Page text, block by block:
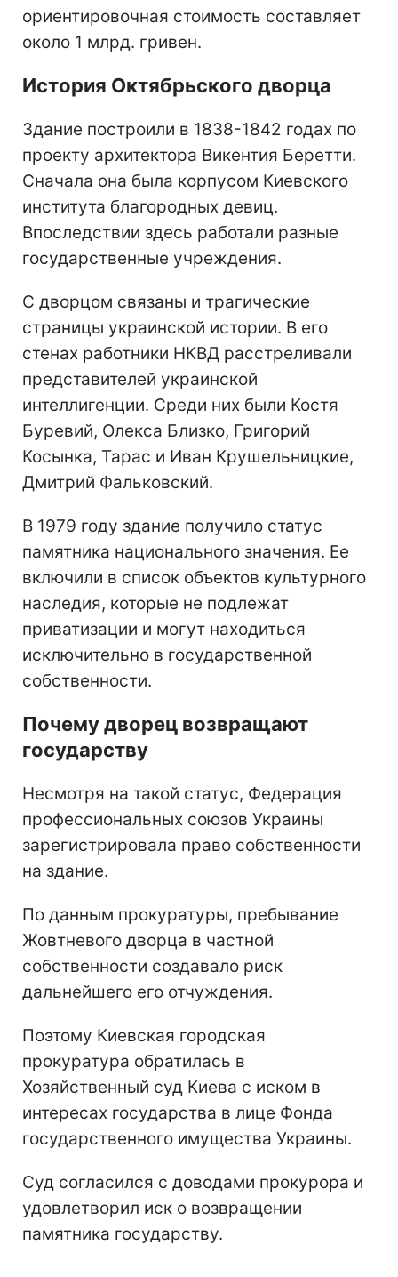
ориентировочная стоимость составляет
около 1 млрд. гривен.
История Октябрьского дворца
Здание построили в 1838-1842 годах по
проекту архитектора Викентия Беретти.
Сначала она была корпусом Киевского
института благородных девиц.
Впоследствии здесь работали разные
государственные учреждения.
С дворцом связаны и трагические
страницы украинской истории. В его
стенах работники НКВД расстреливали
представителей украинской
интеллигенции. Среди них были Костя
Буревий, Олекса Близко, Григорий
Косынка, Тарас и Иван Крушельницкие,
Дмитрий Фальковский.
В 1979 году здание получило статус
памятника национального значения. Ее
включили в список объектов культурного
наследия, которые не подлежат
приватизации и могут находиться
исключительно в государственной
собственности.
Почему дворец возвращают
государству
Несмотря на такой статус, Федерация
профессиональных союзов Украины
зарегистрировала право собственности
на здание.
По данным прокуратуры, пребывание
Жовтневого дворца в частной
собственности создавало риск
дальнейшего его отчуждения.
Поэтому Киевская городская
прокуратура обратилась в
Хозяйственный суд Киева с иском в
интересах государства в лице Фонда
государственного имущества Украины.
Суд согласился с доводами прокурора и
удовлетворил иск о возвращении
памятника государству.